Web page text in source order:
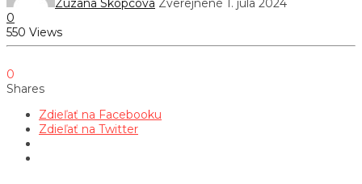
0
550 Views
0
Shares
Zdieľať na Facebooku
Zdieľať na Twitter